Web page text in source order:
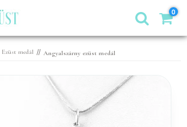
0
Ezüst medál // Angyalszárny ezüst medál